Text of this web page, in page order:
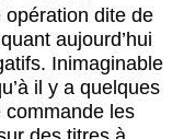
dite de
aujourd’hui
Inimaginable
il y a quelques
commande les